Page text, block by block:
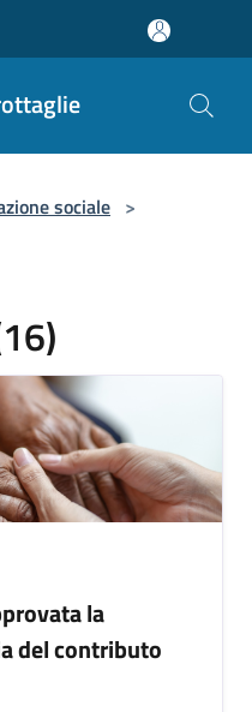
sociale >
la
del contributo